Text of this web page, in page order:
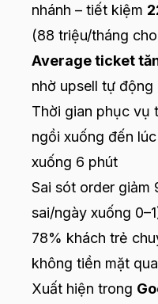
nhánh – tiết kiệm
(88 triệu/tháng
Average ticket
nhờ upsell tự động
Thời gian phục vụ
ngồi xuống đến
xuống 6 phút
Sai sót order giảm
sai/ngày xuống
78% khách trẻ
không tiền mặt
Xuất hiện trong